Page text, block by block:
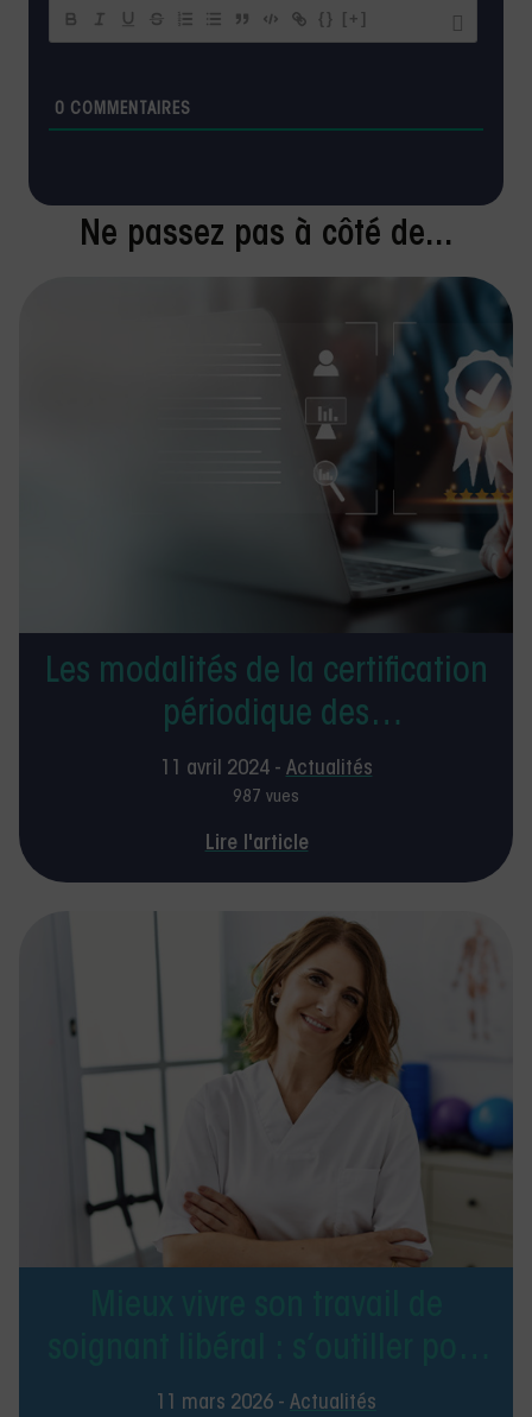
{} [+]
0 COMMENTAIRES
Ne passez pas à côté de...
Les modalités de la certification
périodique des
kinésithérapeutes
11 avril 2024 - Actualités
987 vues
Lire l'article
prévenir le stress et
11 mars 2026 - Actualités